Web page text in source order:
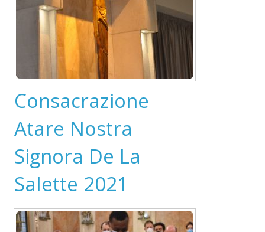
Consacrazione
Atare Nostra
Signora De La
Salette 2021